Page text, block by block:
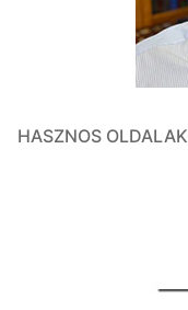
HASZNOS OLDALAK